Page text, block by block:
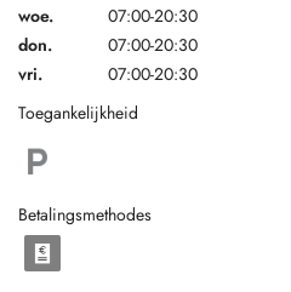
woe.
07:00-20:30
don.
07:00-20:30
vri.
07:00-20:30
Toegankelijkheid
Betalingsmethodes